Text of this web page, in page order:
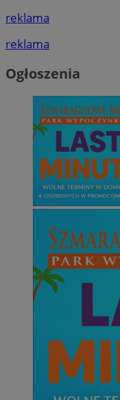
reklama
reklama
Ogłoszenia